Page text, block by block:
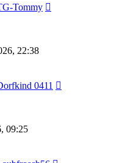
Tommy
22:38
0411
09:25